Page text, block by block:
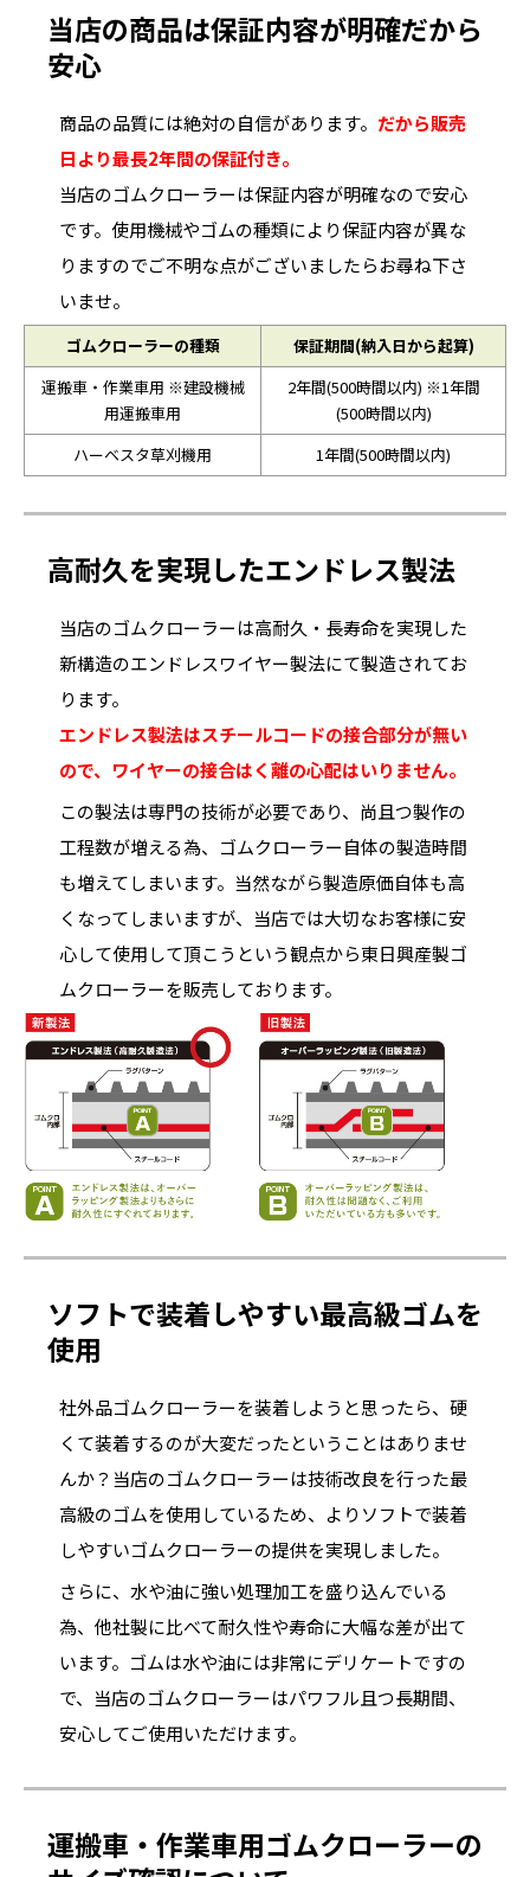
当店の商品は保証内容が明確だから
安心
商品の品質には絶対の自信があります。 だから販売
日より最長2年間の保証付き。
当店のゴムクローラーは保証内容が明確なので安心
です。使用機械やゴムの種類により保証内容が異な
りますのでご不明な点がございましたらお尋ね下さ
いませ。
ゴムクローラーの種類
保証期間(納入日から起算)
運搬車・作業車用 ※建設機械
用運搬車用
2年間(500時間以内) ※1年間
(500時間以内)
ハーベスタ草刈機用
1年間(500時間以内)
高耐久を実現したエンドレス製法
当店のゴムクローラーは高耐久・長寿命を実現した
新構造のエンドレスワイヤー製法にて製造されてお
ります。
エンドレス製法はスチールコードの接合部分が無い
ので、ワイヤーの接合はく離の心配はいりません。
この製法は専門の技術が必要であり、尚且つ製作の
工程数が増える為、ゴムクローラー自体の製造時間
も増えてしまいます。当然ながら製造原価自体も高
くなってしまいますが、当店では大切なお客様に安
心して使用して頂こうという観点から東日興産製ゴ
ムクローラーを販売しております。
ソフトで装着しやすい最高級ゴムを
使用
社外品ゴムクローラーを装着しようと思ったら、硬
くて装着するのが大変だったということはありませ
んか？当店のゴムクローラーは技術改良を行った最
高級のゴムを使用しているため、よりソフトで装着
しやすいゴムクローラーの提供を実現しました。
さらに、水や油に強い処理加工を盛り込んでいる
為、他社製に比べて耐久性や寿命に大幅な差が出て
います。ゴムは水や油には非常にデリケートですの
で、当店のゴムクローラーはパワフル且つ長期間、
安心してご使用いただけます。
運搬車・作業車用ゴムクローラーの